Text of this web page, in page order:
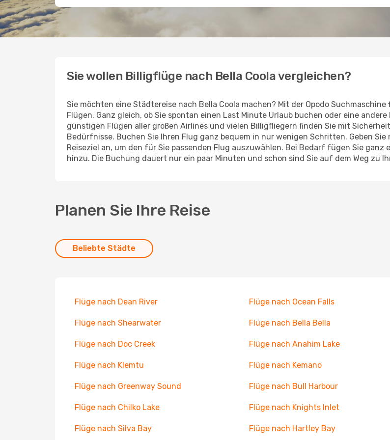
Sie wollen Billigflüge nach Bella Coola vergleichen?
Sie möchten eine Städtereise nach Bella Coola machen? Mit der Opodo
Flügen. Ganz gleich, ob Sie spontan einen Last Minute Urlaub buchen oder eine
günstigen Flügen aller großen Airlines und vielen Billigfliegern finden Sie mit
Bedürfnisse. Buchen Sie Ihren Flug ganz bequem in nur wenigen Schritten. Geben
Reiseziel an, um den für Sie passenden Flug auszuwählen. Bei Bedarf fügen Sie
hinzu. Die Buchung dauert nur ein paar Minuten und schon sind Sie auf dem Weg zu
Planen Sie Ihre Reise
Beliebte Städte
Flüge nach Dean River Flüge nach Ocean Falls
Flüge nach Shearwater Flüge nach Bella Bella
Flüge nach Doc Creek Flüge nach Anahim Lake
Flüge nach Klemtu Flüge nach Kemano
Flüge nach Greenway Sound Flüge nach Bull Harbour
Flüge nach Chilko Lake Flüge nach Knights Inlet
Flüge nach Silva Bay Flüge nach Hartley Bay